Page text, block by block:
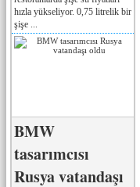
hızla yükseliyor. 0,75 litrelik bir
şişe ...
BMW
tasarımcısı
Rusya vatandaşı